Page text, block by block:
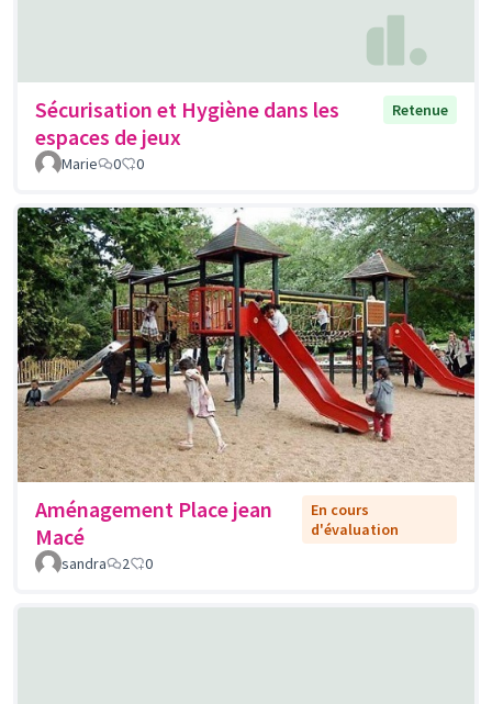
Sécurisation et Hygiène dans les
espaces de jeux
Retenue
Marie 0 0
Aménagement Place jean
Macé
En cours
d'évaluation
sandra
2 0